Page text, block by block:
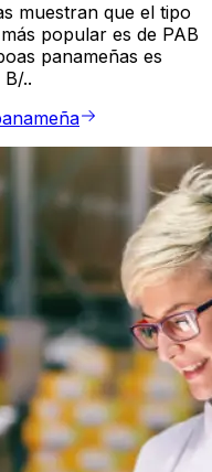
muestran que el tipo
popular es de PAB
panameñas es
..